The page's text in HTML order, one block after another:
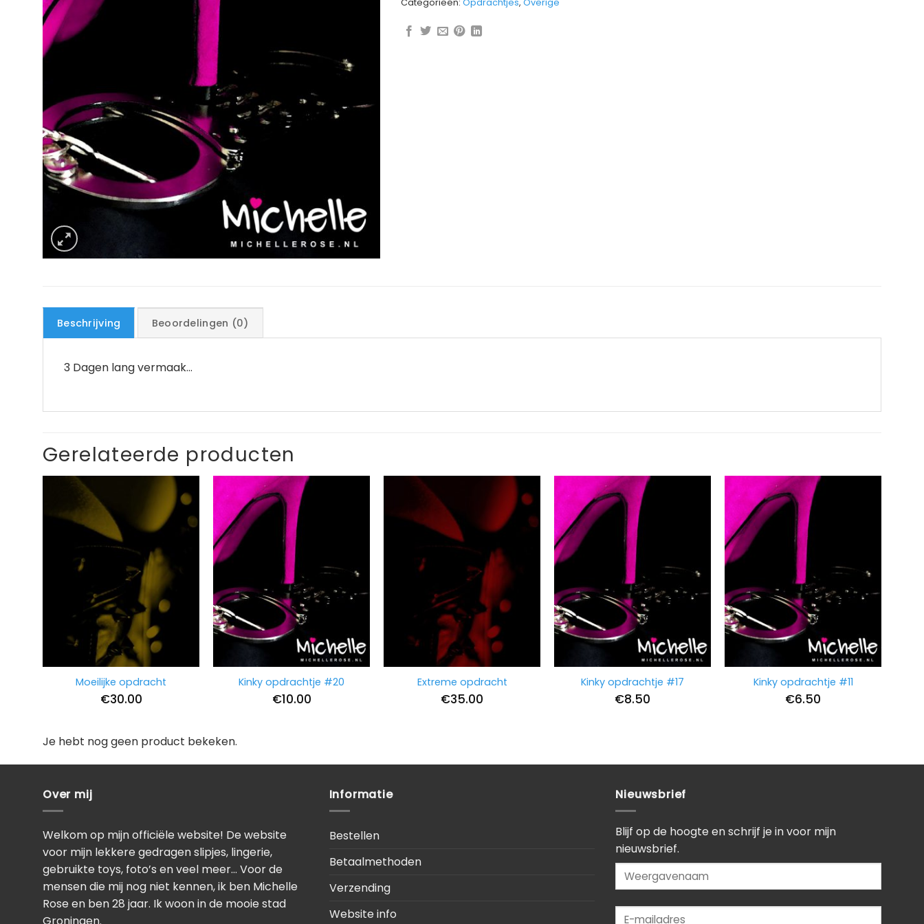
Categorieën: Opdrachtjes, Overige
Beschrijving Beoordelingen (0)
3 Dagen lang vermaak…
Gerelateerde producten
Moeilijke opdracht
€30.00
Kinky opdrachtje #20
€10.00
Extreme opdracht
€35.00
Kinky opdrachtje #17
€8.50
Kinky opdrachtje #11
€6.50
Je hebt nog geen product bekeken.
Over mij
Welkom op mijn officiële website! De website
voor mijn lekkere gedragen slipjes, lingerie,
gebruikte toys, foto’s en veel meer… Voor de
mensen die mij nog niet kennen, ik ben Michelle
Rose en ben 28 jaar. Ik woon in de mooie stad
Informatie
Bestellen
Betaalmethoden
Verzending
Website info
Nieuwsbrief
Blijf op de hoogte en schrijf je in voor mijn
nieuwsbrief.